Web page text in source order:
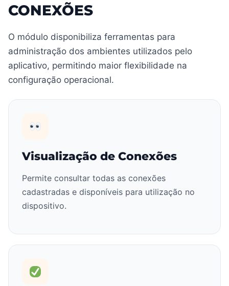
CONEXÕES
O módulo disponibiliza ferramentas para
administração dos ambientes utilizados pelo
aplicativo, permitindo maior flexibilidade na
configuração operacional.
Visualização de Conexões
Permite consultar todas as conexões
cadastradas e disponíveis para utilização no
dispositivo.